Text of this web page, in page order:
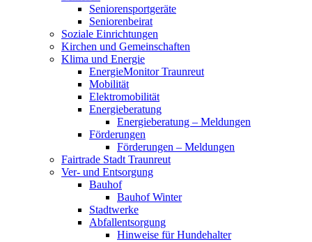
Seniorensportgeräte
Seniorenbeirat
Soziale Einrichtungen
Kirchen und Gemeinschaften
Klima und Energie
EnergieMonitor Traunreut
Mobilität
Elektromobilität
Energieberatung
Energieberatung – Meldungen
Förderungen
Förderungen – Meldungen
Fairtrade Stadt Traunreut
Ver- und Entsorgung
Bauhof
Bauhof Winter
Stadtwerke
Abfallentsorgung
Hinweise für Hundehalter